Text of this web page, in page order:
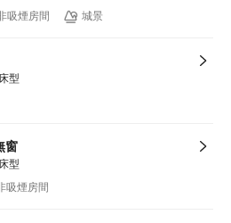
滿HKD100享減HKD10
吸煙房間 城景
型
窗
型
吸煙房間